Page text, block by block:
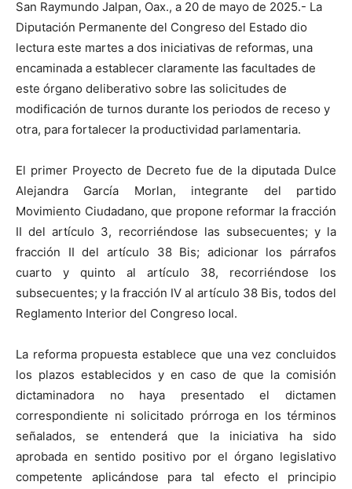
San Raymundo Jalpan, Oax., a 20 de mayo de 2025.- La
Diputación Permanente del Congreso del Estado dio
lectura este martes a dos iniciativas de reformas, una
encaminada a establecer claramente las facultades de
este órgano deliberativo sobre las solicitudes de
modificación de turnos durante los periodos de receso y
otra, para fortalecer la productividad parlamentaria.
El primer Proyecto de Decreto fue de la diputada Dulce
Alejandra García Morlan, integrante del partido
Movimiento Ciudadano, que propone reformar la fracción
II del artículo 3, recorriéndose las subsecuentes; y la
fracción II del artículo 38 Bis; adicionar los párrafos
cuarto y quinto al artículo 38, recorriéndose los
subsecuentes; y la fracción IV al artículo 38 Bis, todos del
Reglamento Interior del Congreso local.
La reforma propuesta establece que una vez concluidos
los plazos establecidos y en caso de que la comisión
dictaminadora no haya presentado el dictamen
correspondiente ni solicitado prórroga en los términos
señalados, se entenderá que la iniciativa ha sido
aprobada en sentido positivo por el órgano legislativo
competente aplicándose para tal efecto el principio